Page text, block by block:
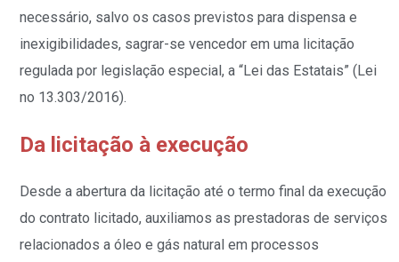
necessário, salvo os casos previstos para dispensa e
inexigibilidades, sagrar-se vencedor em uma licitação
regulada por legislação especial, a “Lei das Estatais” (Lei
no 13.303/2016).
Da licitação à execução
Desde a abertura da licitação até o termo final da execução
do contrato licitado, auxiliamos as prestadoras de serviços
relacionados a óleo e gás natural em processos